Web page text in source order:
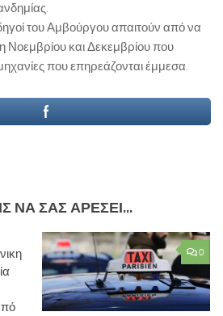
του Αμβούργου απαιτούν από να
Νοεμβρίου και Δεκεμβρίου που
που επηρεάζονται έμμεσα.
ΝΑ ΣΑΣ ΑΡΈΣΕΙ...
0